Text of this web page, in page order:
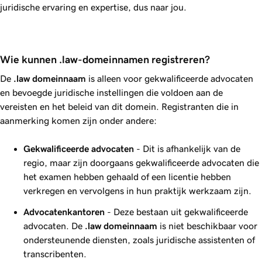
juridische ervaring en expertise, dus naar jou.
Wie kunnen .law-domeinnamen registreren?
De .lawdomeinnaam is alleen voor gekwalificeerde advocaten
en bevoegde juridische instellingen die voldoen aan de
vereisten en het beleid van dit domein. Registranten die in
aanmerking komen zijn onder andere:
Gekwalificeerde advocaten - Dit is afhankelijk van de
regio, maar zijn doorgaans gekwalificeerde advocaten die
het examen hebben gehaald of een licentie hebben
verkregen en vervolgens in hun praktijk werkzaam zijn.
Advocatenkantoren - Deze bestaan uit gekwalificeerde
advocaten. De .lawdomeinnaam is niet beschikbaar voor
ondersteunende diensten, zoals juridische assistenten of
transcribenten.